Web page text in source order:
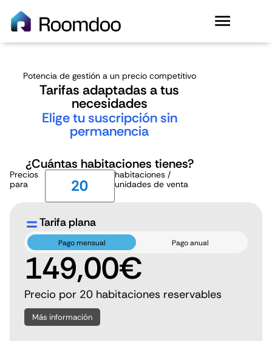
Potencia de gestión a un precio competitivo
Tarifas adaptadas a tus
necesidades
Elige tu suscripción sin
permanencia
¿Cuántas habitaciones tienes?
Precios
para
habitaciones /
unidades de venta
Tarifa plana
Pago mensual Pago anual
149,00€
Precio por 20 habitaciones reservables
Más información